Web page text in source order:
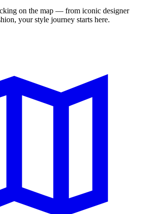
on the map — from iconic designer
your style journey starts here.